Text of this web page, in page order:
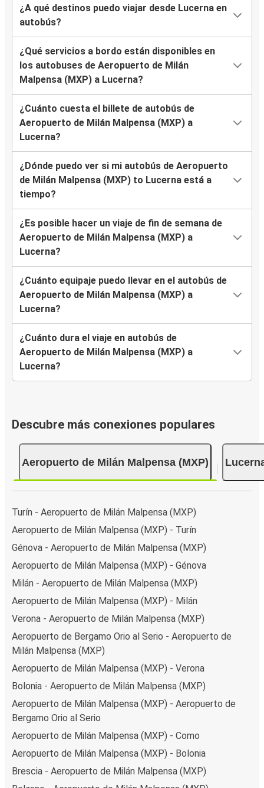
¿A qué destinos puedo viajar desde Lucerna en
autobús?
¿Qué servicios a bordo están disponibles en
los autobuses de Aeropuerto de Milán
Malpensa (MXP) a Lucerna?
¿Cuánto cuesta el billete de autobús de
Aeropuerto de Milán Malpensa (MXP) a
Lucerna?
¿Dónde puedo ver si mi autobús de Aeropuerto
de Milán Malpensa (MXP) to Lucerna está a
tiempo?
¿Es posible hacer un viaje de fin de semana de
Aeropuerto de Milán Malpensa (MXP) a
Lucerna?
¿Cuánto equipaje puedo llevar en el autobús de
Aeropuerto de Milán Malpensa (MXP) a
Lucerna?
¿Cuánto dura el viaje en autobús de
Aeropuerto de Milán Malpensa (MXP) a
Lucerna?
Descubre más conexiones populares
Aeropuerto de Milán Malpensa (MXP)
Turín - Aeropuerto de Milán Malpensa (MXP)
Aeropuerto de Milán Malpensa (MXP) - Turín
Génova - Aeropuerto de Milán Malpensa (MXP)
Aeropuerto de Milán Malpensa (MXP) - Génova
Milán - Aeropuerto de Milán Malpensa (MXP)
Aeropuerto de Milán Malpensa (MXP) - Milán
Verona - Aeropuerto de Milán Malpensa (MXP)
Aeropuerto de Bergamo Orio al Serio - Aeropuerto de
Milán Malpensa (MXP)
Aeropuerto de Milán Malpensa (MXP) - Verona
Bolonia - Aeropuerto de Milán Malpensa (MXP)
Aeropuerto de Milán Malpensa (MXP) - Aeropuerto de
Bergamo Orio al Serio
Aeropuerto de Milán Malpensa (MXP) - Como
Aeropuerto de Milán Malpensa (MXP) - Bolonia
Brescia - Aeropuerto de Milán Malpensa (MXP)